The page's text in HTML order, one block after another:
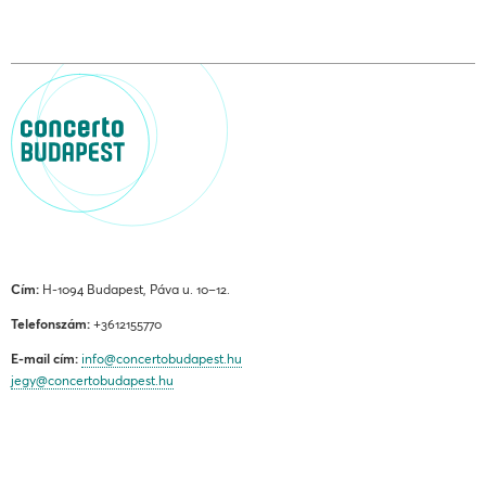
Cím: H-1094 Budapest, Páva u. 10–12.
Telefonszám: +3612155770
E-mail cím: info@concertobudapest.hu
jegy@concertobudapest.hu